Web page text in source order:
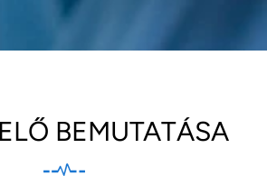
BEMUTATÁSA